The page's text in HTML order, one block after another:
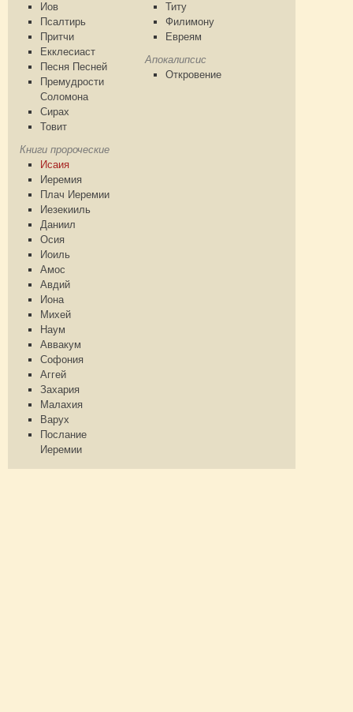
Иов
Псалтирь
Притчи
Екклесиаст
Песня Песней
Премудрости
Соломона
Сирах
Товит
Книги пророческие
Исаия
Иеремия
Плач Иеремии
Иезекииль
Даниил
Осия
Иоиль
Амос
Авдий
Иона
Михей
Наум
Аввакум
Софония
Аггей
Захария
Малахия
Варух
Послание
Иеремии
Титу
Филимону
Евреям
Апокалипсис
Откровение